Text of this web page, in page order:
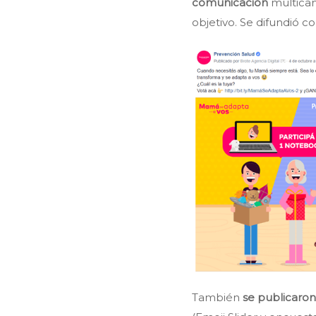
objetivo. Se difundió
También se